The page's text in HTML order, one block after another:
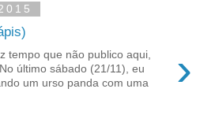
›
tempo que não publico aqui,
último sábado (21/11), eu
um urso panda com uma